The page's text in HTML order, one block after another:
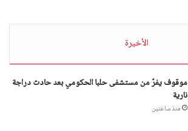
الأخيرة
موقوف يفرّ من مستشفى حلبا الحكومي بعد حادث دراجة
نارية
منذ ساعتين